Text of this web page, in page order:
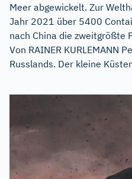
Meer abgewickelt. Zur
Jahr 2021 über 5400
nach China die zweitgrößte
Von RAINER KURLEMANN
Russlands. Der kleine